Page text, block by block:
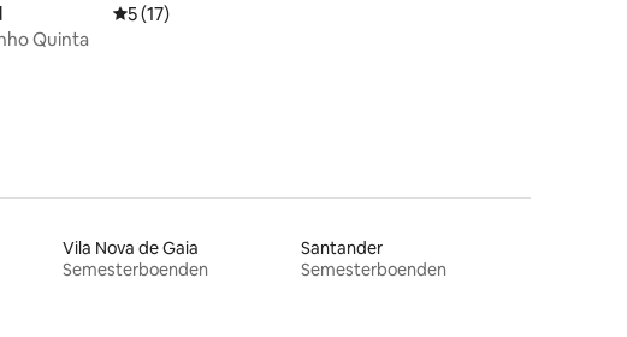
5 av 5 i genomsnittligt betyg, 17 omdömen
5 (17)
Quinta
Vila Nova de Gaia
Semesterboenden
Santander
Semesterboenden